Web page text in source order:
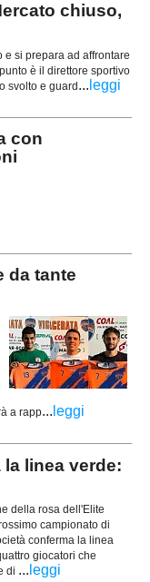
chiuso,
e si prepara ad affrontare
è il direttore sportivo
svolto e guard... leggi
con
da tante
a rapp... leggi
la linea verde:
della rosa dell'Elite
campionato di
conferma la linea
giocatori che
di ... leggi